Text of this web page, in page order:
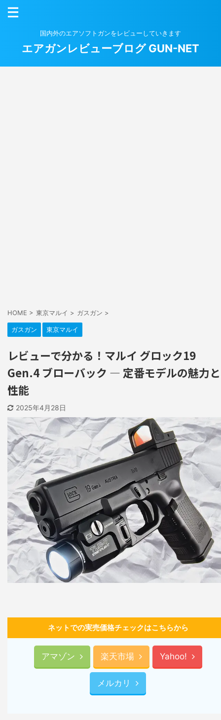
国内外のエアソフトガンをレビューしていきます
エアガンレビューブログ GUN-NET
HOME > 東京マルイ > ガスガン >
ガスガン 東京マルイ
レビューで分かる！マルイ グロック19
Gen.4 ブローバック — 定番モデルの魅力と
性能
2025年4月28日
ネットでの実売価格チェックはこちらから
アマゾン 楽天市場 Yahoo!
メルカリ